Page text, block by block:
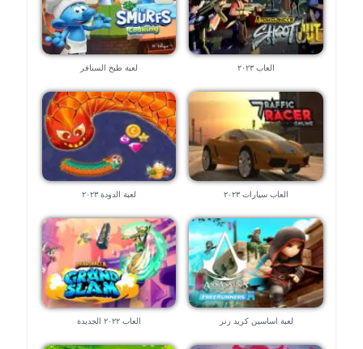
العاب ٢٠٢٣ لعبة طبخ السنافر
العاب سيارات ٢٠٢٣ لعبة الدودة ٢٠٢٣
لعبة اساسين كريد رنر العاب ٢٠٢٢ الجديدة